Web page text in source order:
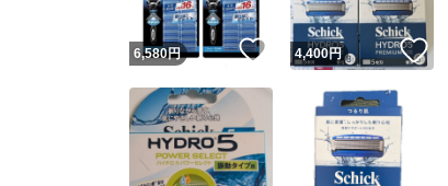
6,580円 いいね！
4,400円